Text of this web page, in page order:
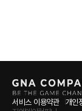
서비스 이용약관 개인